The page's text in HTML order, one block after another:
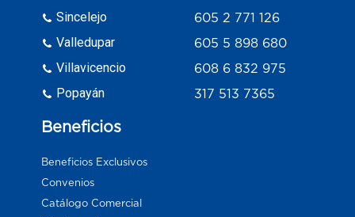
Sincelejo
Valledupar
Villavicencio
Popayán
605 2 771 126
605 5 898 680
608 6 832 975
317 513 7365
Beneficios
Beneficios Exclusivos
Convenios
Catálogo Comercial